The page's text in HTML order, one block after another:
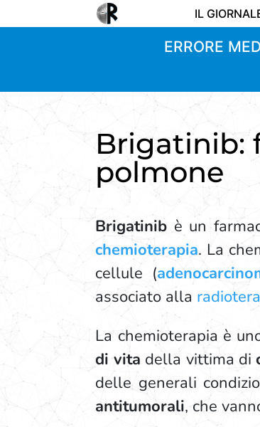
IL
ERRORE
Brigatinib:
polmone
Brigatinib è un
chemioterapia. La
cellule (
associato alla
La chemioterapia è
di vita della vittima di
delle generali
antitumorali, che